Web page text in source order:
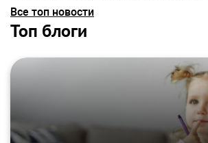
Все топ новости
Топ блоги